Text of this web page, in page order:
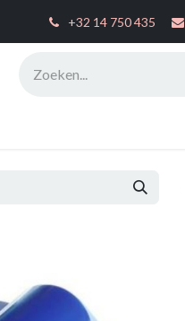
+32 14 750 435